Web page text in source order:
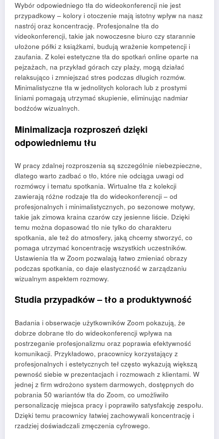
Wybór odpowiedniego tła do wideokonferencji nie jest
przypadkowy – kolory i otoczenie mają istotny wpływ na nasz
nastrój oraz koncentrację. Profesjonalne tła do
videokonferencji, takie jak nowoczesne biuro czy starannie
ułożone półki z książkami, budują wrażenie kompetencji i
zaufania. Z kolei estetyczne tła do spotkań online oparte na
pejzażach, na przykład górach czy plaży, mogą działać
relaksująco i zmniejszać stres podczas długich rozmów.
Minimalistyczne tła w jednolitych kolorach lub z prostymi
liniami pomagają utrzymać skupienie, eliminując nadmiar
bodźców wizualnych.
Minimalizacja rozproszeń dzięki
odpowiedniemu tłu
W pracy zdalnej rozproszenia są szczególnie niebezpieczne,
dlatego warto zadbać o tło, które nie odciąga uwagi od
rozmówcy i tematu spotkania. Wirtualne tła z kolekcji
zawierają różne rodzaje tła do wideokonferencji – od
profesjonalnych i minimalistycznych, po sezonowe motywy,
takie jak zimowa kraina czarów czy jesienne liście. Dzięki
temu można dopasować tło nie tylko do charakteru
spotkania, ale też do atmosfery, jaką chcemy stworzyć, co
pomaga utrzymać koncentrację wszystkich uczestników.
Ustawienia tła w Zoom pozwalają łatwo zmieniać obrazy
podczas spotkania, co daje elastyczność w zarządzaniu
wizualnym aspektem rozmowy.
Studia przypadków – tło a produktywność
Badania i obserwacje użytkowników Zoom pokazują, że
dobrze dobrane tło do wideokonferencji wpływa na
postrzeganie profesjonalizmu oraz poprawia efektywność
komunikacji. Przykładowo, pracownicy korzystający z
profesjonalnych i estetycznych teł często wykazują większą
pewność siebie w prezentacjach i rozmowach z klientami. W
jednej z firm wdrożono system darmowych, dostępnych do
pobrania 50 wariantów tła do Zoom, co umożliwiło
personalizację miejsca pracy i poprawiło satysfakcję zespołu.
Dzięki temu pracownicy łatwiej zachowywali koncentrację i
rzadziej doświadczali zmęczenia cyfrowego.